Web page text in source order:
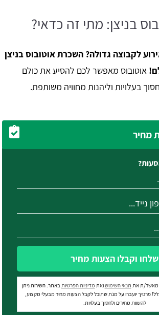
בניצן: מתי זה כדאי?
לקבוצה גדולה? השכרת אוטובוס בניצן
אוטובוס מאפשר לכם להסיע את כולם
בעלויות וליהנות מחוויה משותפת.
שלחו וקבלו הצעות מחיר
מאשר/ת את תנאי השימושואת מדיניות הפרטיות באתר. השירות ניתן
פרטיך יועברו על מנת שתוכל לקבל הצעות מחיר מבעלי מקצוע,
להשוות מחירים ולחסוך בעלויות.